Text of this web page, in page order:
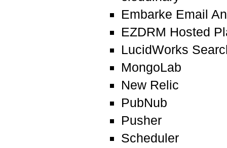
Embarke Email
EZDRM Hosted
LucidWorks
MongoLab
New Relic
PubNub
Pusher
Scheduler